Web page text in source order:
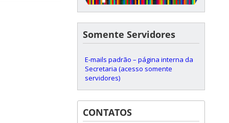
Somente Servidores
E-mails padrão – página interna da
Secretaria (acesso somente
servidores)
CONTATOS